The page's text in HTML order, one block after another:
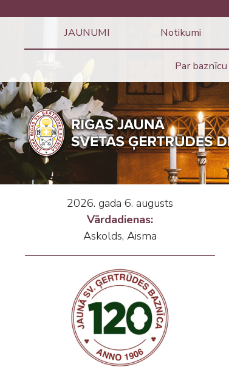
JAUNUMI Notikumi
Par baznīcu
2026. gada 6. augusts
Vārdadienas:
Askolds, Aisma